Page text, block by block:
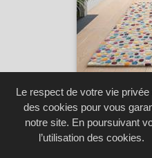
Dotted -Ligne
Le respect de votre vie
des cookies pour vous
notre site. En poursuivant
l’utilisation des cookies.